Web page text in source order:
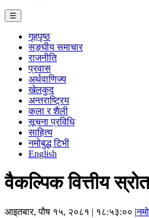
☰
गृहपृष्ठ
सङ्घीय समाचार
राजनीति
प्रवास
अर्थवाणिज्य
खेलकुद
अन्तराष्ट्रिय
कला र शैली
सूचना प्रविधि
साहित्य
नमोबुद्ध टिभी
English
वैकल्पिक वित्तीय
आइतबार, पौष १५, २०८१ | १८:५३:०० |